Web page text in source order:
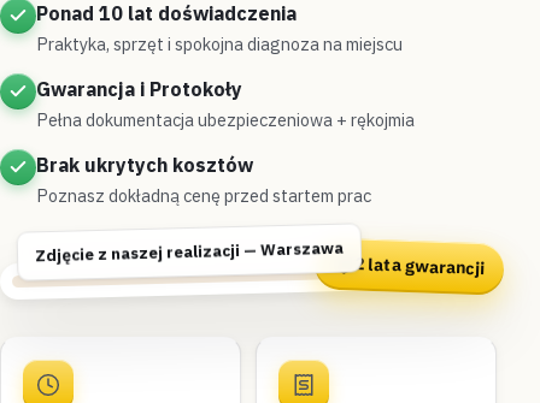
Ponad 10 lat doświadczenia
Praktyka, sprzęt i spokojna diagnoza na miejscu
Gwarancja i Protokoły
Pełna dokumentacja ubezpieczeniowa + rękojmia
Brak ukrytych kosztów
Poznasz dokładną cenę przed startem prac
2 lata gwarancji
Zdjęcie z naszej realizacji — Warszawa